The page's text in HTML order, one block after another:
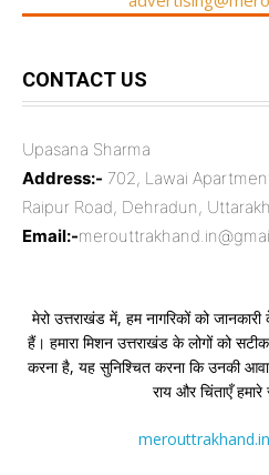
CONTACT US
Upasana Sharma
Address:- 702, Lawai
Raipur Road, Dehradun,
Email:-
मेरो उत्तराखंड में, हम नागरिकों को
हैं। हमारा मिशन उत्तराखंड के लोगों को
करना है, यह सुनिश्चित करना कि उनकी
राय और चिंताएँ